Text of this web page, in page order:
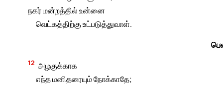
நகர் மன்றத்தில் உன்னை
வெட்கத்திற்கு உட்படுத்துவாள்.
12 அழகுக்காக
எந்த மனிதரையும் நோக்காதே;